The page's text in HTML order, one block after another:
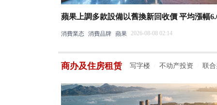
蘋果上調多款設備以舊換新回收價 平均漲幅
消費業态 消費品牌 蘋果 2026-08-08 02:14
商办及住房租赁 写字楼 不动产投资 联